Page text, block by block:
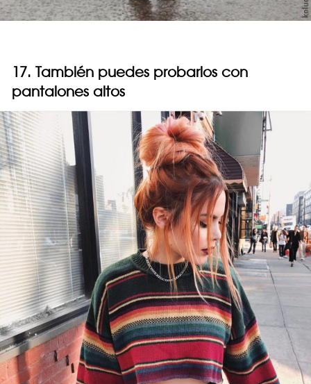
17. También puedes probarlos con
pantalones altos